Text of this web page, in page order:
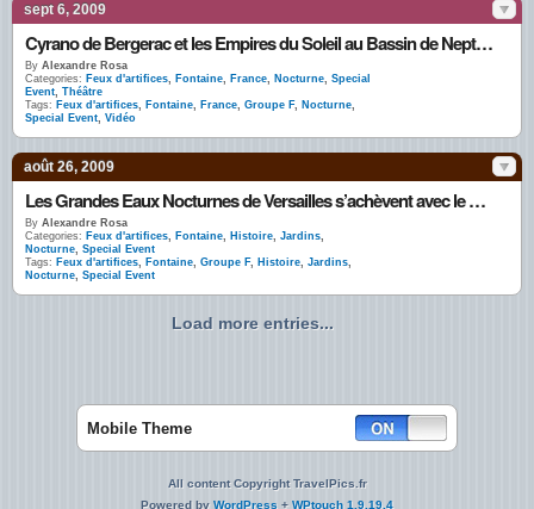
sept 6, 2009
Cyrano de Bergerac et les Empires du Soleil au Bassin de Neptune de Versailles par le Groupe F
By Alexandre Rosa
Categories: Feux d'artifices, Fontaine, France, Nocturne, Special
Event, Théâtre
Tags: Feux d'artifices, Fontaine, France, Groupe F, Nocturne,
Special Event, Vidéo
août 26, 2009
Les Grandes Eaux Nocturnes de Versailles s’achèvent avec le Groupe F
By Alexandre Rosa
Categories: Feux d'artifices, Fontaine, Histoire, Jardins,
Nocturne, Special Event
Tags: Feux d'artifices, Fontaine, Groupe F, Histoire, Jardins,
Nocturne, Special Event
Load more entries...
Mobile Theme
All content Copyright TravelPics.fr
Powered by WordPress + WPtouch 1.9.19.4